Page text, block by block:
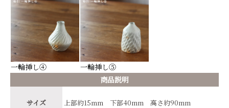
一輪挿し④
一輪挿し⑤
商品説明
サイズ 上部約15mm 下部40mm 高さ約90mm